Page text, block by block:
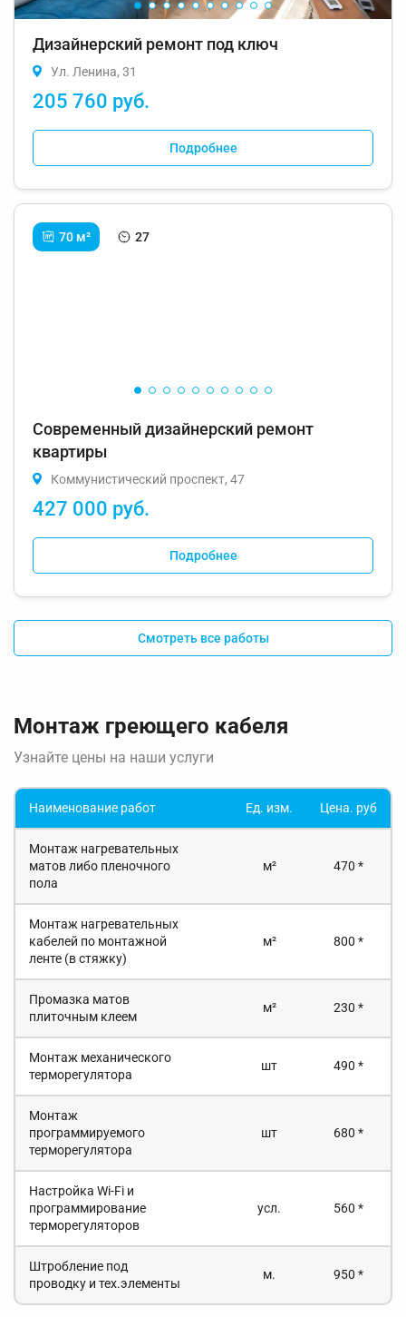
Дизайнерский ремонт под ключ
Ул. Ленина, 31
205 760 руб.
Подробнее
70 м² 27
Современный дизайнерский ремонт
квартиры
Коммунистический проспект, 47
427 000 руб.
Подробнее
Смотреть все работы
Монтаж греющего кабеля
Узнайте цены на наши услуги
Наименование работ Ед. изм. Цена. руб
Монтаж нагревательных
матов либо пленочного
пола
м² 470 *
Монтаж нагревательных
кабелей по монтажной
ленте (в стяжку)
м² 800 *
Промазка матов
плиточным клеем
м² 230 *
Монтаж механического
терморегулятора
шт 490 *
Монтаж
программируемого
терморегулятора
шт 680 *
Настройка Wi-Fi и
программирование
терморегуляторов
усл. 560 *
Штробление под
проводку и тех.элементы
м. 950 *